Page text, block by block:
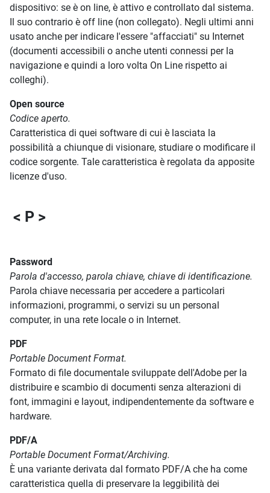
dispositivo: se è on line, è attivo e controllato dal sistema.
Il suo contrario è off line (non collegato). Negli ultimi anni
usato anche per indicare l'essere "affacciati" su Internet
(documenti accessibili o anche utenti connessi per la
navigazione e quindi a loro volta On Line rispetto ai
colleghi).
Open source
Codice aperto.
Caratteristica di quei software di cui è lasciata la
possibilità a chiunque di visionare, studiare o modificare il
codice sorgente. Tale caratteristica è regolata da apposite
licenze d'uso.
< P >
Password
Parola d'accesso, parola chiave, chiave di identificazione.
Parola chiave necessaria per accedere a particolari
informazioni, programmi, o servizi su un personal
computer, in una rete locale o in Internet.
PDF
Portable Document Format.
Formato di file documentale sviluppate dell'Adobe per la
distribuire e scambio di documenti senza alterazioni di
font, immagini e layout, indipendentemente da software e
hardware.
PDF/A
Portable Document Format/Archiving.
È una variante derivata dal formato PDF/A che ha come
caratteristica quella di preservare la leggibilità dei